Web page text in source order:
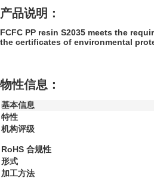
产品说明：
FCFC PP resin S2035 meets the
the certificates of environmental
物性信息：
基本信息
特性
机构评级
RoHS 合规性
形式
加工方法